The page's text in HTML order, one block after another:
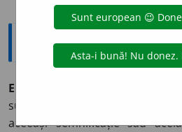
Explicative DEX
ECHIVAL
substantivat) Care are
aceeași semnificație sau